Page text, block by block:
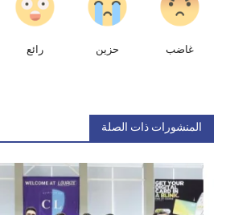
غاضب حزين رائع
المنشورات ذات الصلة